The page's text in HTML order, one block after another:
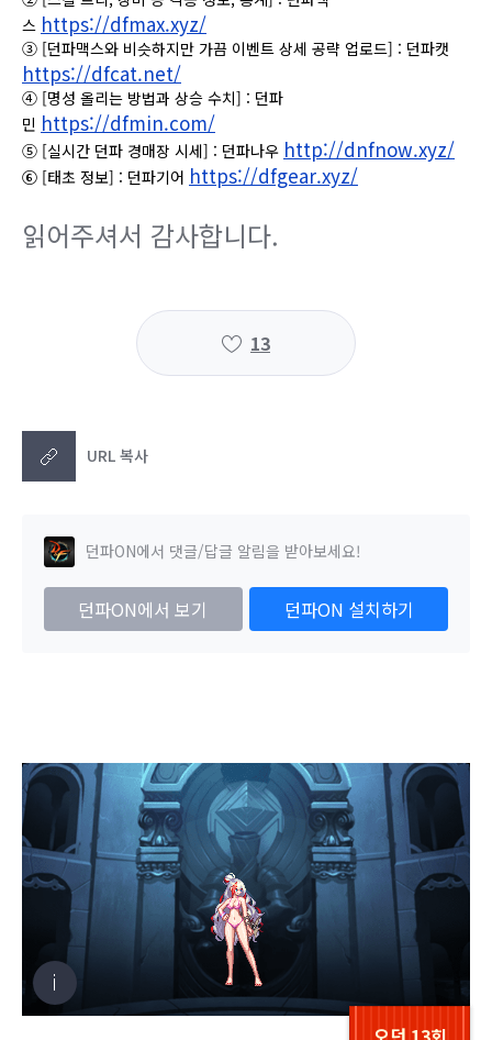
스 https://dfmax.xyz/
③ [던파맥스와 비슷하지만 가끔 이벤트 상세 공략 업로드] : 던파캣
https://dfcat.net/
④ [명성 올리는 방법과 상승 수치] : 던파
민 https://dfmin.com/
⑤ [실시간 던파 경매장 시세] : 던파나우 http://dnfnow.xyz/
⑥ [태초 정보] : 던파기어 https://dfgear.xyz/
읽어주셔서 감사합니다.
13
URL 복사
던파ON에서 댓글/답글 알림을 받아보세요!
던파ON에서 보기 던파ON 설치하기